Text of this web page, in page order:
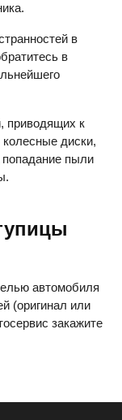
в
в
приводящих к
диски,
пыли
автомобиля
(оригинал или
закажите